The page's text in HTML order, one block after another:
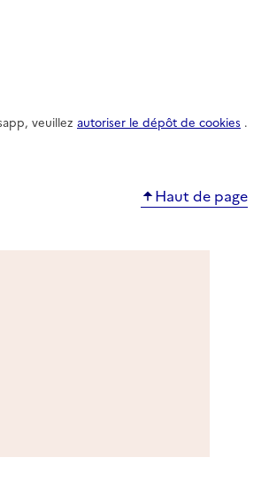
veuillez autoriser le dépôt de cookies .
Haut de page